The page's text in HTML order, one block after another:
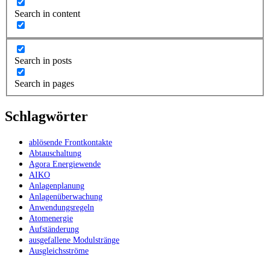
Search in content
Search in posts
Search in pages
Schlagwörter
ablösende Frontkontakte
Abtauschaltung
Agora Energiewende
AIKO
Anlagenplanung
Anlagenüberwachung
Anwendungsregeln
Atomenergie
Aufständerung
ausgefallene Modulstränge
Ausgleichsströme